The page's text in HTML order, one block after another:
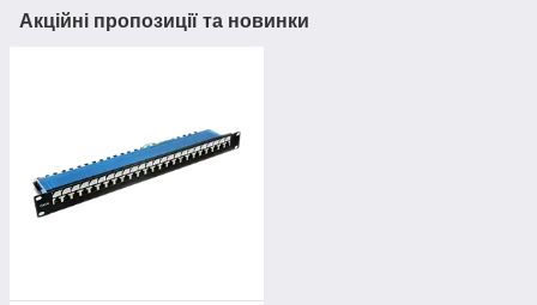
Акційні пропозиції та новинки